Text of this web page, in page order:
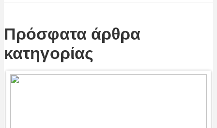
Πρόσφατα άρθρα
κατηγορίας